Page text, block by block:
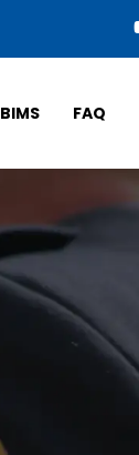
BIMS FAQ